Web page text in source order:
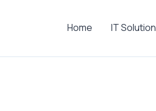
Home IT Solution